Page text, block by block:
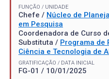
FUNÇÃO / UNIDADE
Chefe / Núcleo de
em Pesquisa
Coordenadora de Curso
Substituta / Programa de
Ciência e Tecnologia de
GRATIFICAÇÃO / DATA INICIAL
FG-01 / 10/01/2025